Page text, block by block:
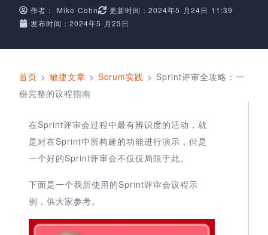
作者： Mike Cohn
更新时间：2024年5 月24日 11:39
发布时间：2024年5 月23日
首页 > 敏捷文章 > Scrum实践 > Sprint评审全攻略：一
份完整的议程指南
在Sprint评审会过程中最有辨识度的活动，就
是对在Sprint中所构建的功能进行演示，但是
一个好的Sprint评审会不仅仅局限于此。
下面是一个我所使用的Sprint评审会议程示
例，供大家参考。
视